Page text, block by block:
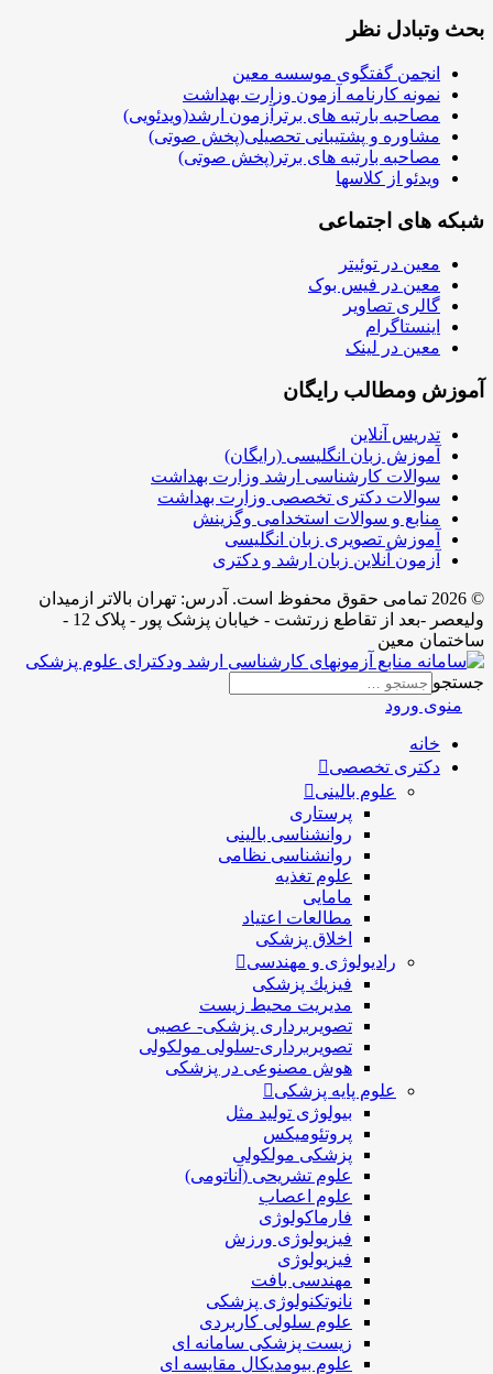
بحث وتبادل نظر
انجمن گفتگوی موسسه معین
نمونه کارنامه آزمون وزارت بهداشت
مصاحبه بارتبه های برترآزمون ارشد(ویدئویی)
مشاوره و پشتیبانی تحصیلی(پخش صوتی)
مصاحبه بارتبه های برتر(پخش صوتی)
ویدئو از کلاسها
شبکه های اجتماعی
معین در توئیتر
معین در فیس بوک
گالری تصاویر
اینستاگرام
معین در لینک
آموزش ومطالب رایگان
تدریس آنلاین
آموزش زبان انگلیسی (رایگان)
سوالات کارشناسی ارشد وزارت بهداشت
سوالات دکتری تخصصی وزارت بهداشت
منابع و سوالات استخدامی وگزینش
آموزش تصویری زبان انگلیسی
آزمون آنلاین زبان ارشد و دکتری
© 2026 تمامی حقوق محفوظ است. آدرس:‌ تهران بالاتر ازمیدان
ولیعصر -بعد از تقاطع زرتشت - خیابان پزشک پور - پلاک 12 -
ساختمان معین
جستجو
منوی ورود
خانه
دکتری تخصصی
علوم بالینی
پرستاری
روانشناسی بالینی
روانشناسی نظامی
علوم تغذیه
مامایی
مطالعات اعتیاد
اخلاق پزشکی
رادیولوژی و مهندسی
فيزيك پزشکی
مدیریت محیط زیست
تصویربرداری پزشکی- عصبی
تصویربرداری-سلولی مولکولی
هوش مصنوعی در پزشکی
علوم پایه پزشکی
بیولوژی تولید مثل
پروتئومیکس
پزشکی مولکولی
علوم تشریحی (آناتومی)
علوم اعصاب
فارماکولوژی
فیزیولوژی ورزش
فیزیولوژی
مهندسی بافت
نانوتکنولوژی پزشکی
علوم سلولی کاربردی
زیست پزشکی سامانه ای
علوم بیومدیکال مقایسه ای